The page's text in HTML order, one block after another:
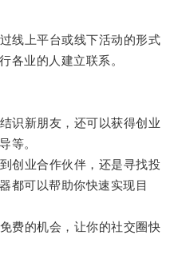
上平台或线下活动的形式
各业的人建立联系。
新朋友，还可以获得创业
等。
业合作伙伴，还是寻找投
都可以帮助你快速实现目
的机会，让你的社交圈快